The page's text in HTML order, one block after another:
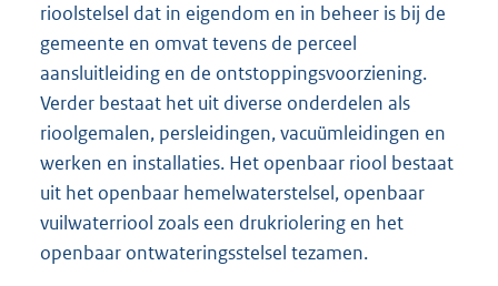
rioolstelsel dat in eigendom en in beheer is bij de
gemeente en omvat tevens de perceel
aansluitleiding en de ontstoppingsvoorziening.
Verder bestaat het uit diverse onderdelen als
rioolgemalen, persleidingen, vacuümleidingen en
werken en installaties. Het openbaar riool bestaat
uit het openbaar hemelwaterstelsel, openbaar
vuilwaterriool zoals een drukriolering en het
openbaar ontwateringsstelsel tezamen.